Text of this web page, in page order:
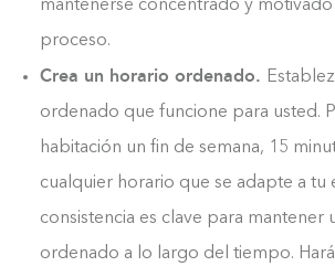
mantenerse concentrado y
proceso.
Crea un horario ordenado.
ordenado que funcione para usted.
habitación un fin de semana, 15
cualquier horario que se adapte a tu
consistencia es clave para mantener
ordenado a lo largo del tiempo.